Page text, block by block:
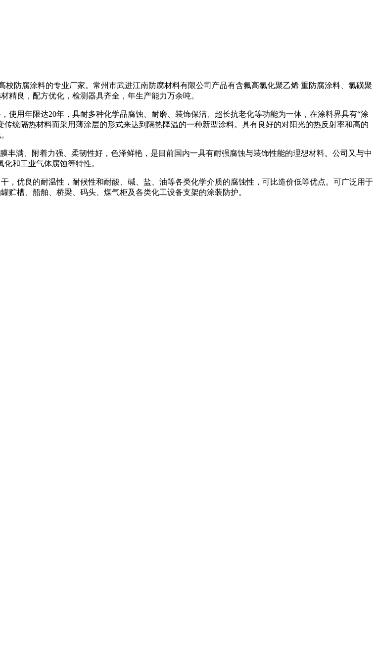
防腐涂料的专业厂家。常州市武进江南防腐材料有限公司产品有含氟高氯化聚乙烯 重防腐涂料、氯磺聚
精良，配方优化，检测器具齐全，年生产能力万余吨。
用年限达20年，具耐多种化学品腐蚀、耐磨、装饰保洁、超长抗老化等功能为一体，在涂料界具有“涂
统隔热材料而采用薄涂层的形式来达到隔热降温的一种新型涂料。具有良好的对阳光的热反射率和高的
满、附着力强、柔韧性好，色泽鲜艳，是目前国内一具有耐强腐蚀与装饰性能的理想材料。公司又与中
化和工业气体腐蚀等特性。
，优良的耐温性，耐候性和耐酸、碱、盐、油等各类化学介质的腐蚀性，可比造价低等优点。可广泛用于
槽、船舶、桥梁、码头、煤气柜及各类化工设备支架的涂装防护。